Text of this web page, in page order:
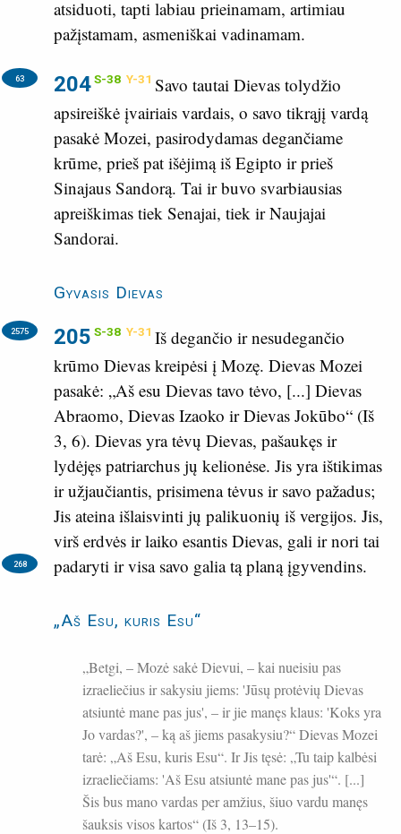
atsiduoti, tapti labiau prieinamam, artimiau
pažįstamam, asmeniškai vadinamam.
204S-38 Y-31
63
Savo tautai Dievas tolydžio
apsireiškė įvairiais vardais, o savo tikrąjį vardą
pasakė Mozei, pasirodydamas degančiame
krūme, prieš pat išėjimą iš Egipto ir prieš
Sinajaus Sandorą. Tai ir buvo svarbiausias
apreiškimas tiek Senajai, tiek ir Naujajai
Sandorai.
Gyvasis Dievas
205 S-38 Y-31
2575
Iš degančio ir nesudegančio
krūmo Dievas kreipėsi į Mozę. Dievas Mozei
pasakė: „Aš esu Dievas tavo tėvo, [...] Dievas
Abraomo, Dievas Izaoko ir Dievas Jokūbo“ (Iš
3, 6). Dievas yra tėvų Dievas, pašaukęs ir
lydėjęs patriarchus jų kelionėse. Jis yra ištikimas
ir užjaučiantis, prisimena tėvus ir savo pažadus;
Jis ateina išlaisvinti jų palikuonių iš vergijos. Jis,
virš erdvės ir laiko esantis Dievas, gali ir nori tai
padaryti ir visa savo galia tą planą įgyvendins.
268
„Aš Esu, kuris Esu“
„Betgi, – Mozė sakė Dievui, – kai nueisiu pas
izraeliečius ir sakysiu jiems: 'Jūsų protėvių Dievas
atsiuntė mane pas jus', – ir jie manęs klaus: 'Koks yra
Jo vardas?', – ką aš jiems pasakysiu?“ Dievas Mozei
tarė: „Aš Esu, kuris Esu“. Ir Jis tęsė: „Tu taip kalbėsi
izraeliečiams: 'Aš Esu atsiuntė mane pas jus'“. [...]
Šis bus mano vardas per amžius, šiuo vardu manęs
šauksis visos kartos“ (Iš 3, 13–15).